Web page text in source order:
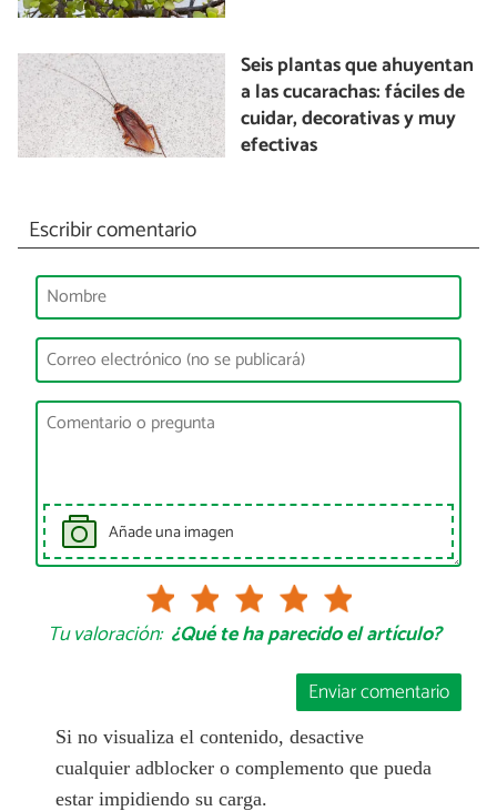
Seis plantas que ahuyentan
a las cucarachas: fáciles de
cuidar, decorativas y muy
efectivas
Escribir comentario
Añade una imagen
Tu valoración: ¿Qué te ha parecido el artículo?
Enviar comentario
Si no visualiza el contenido, desactive
cualquier adblocker o complemento que pueda
estar impidiendo su carga.